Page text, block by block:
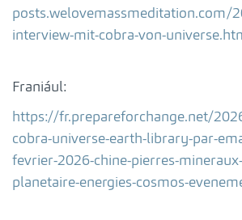
posts.welovemassmeditation.com/
interview-mit-cobra-von-
Franiául:
https://fr.prepareforchange.net/
cobra-universe-earth-library-par-
fevrier-2026-chine-pierres-
planetaire-energies-cosmos-